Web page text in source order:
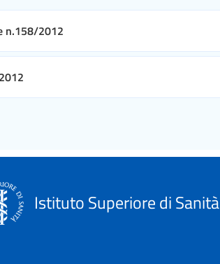
n.158/2012
Istituto Superiore di Sanità